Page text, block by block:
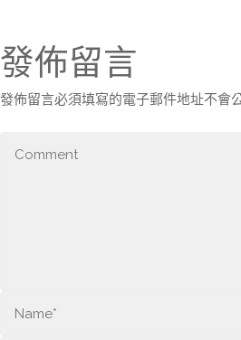
發佈留言
發佈留言必須填寫的電子郵件地址不會